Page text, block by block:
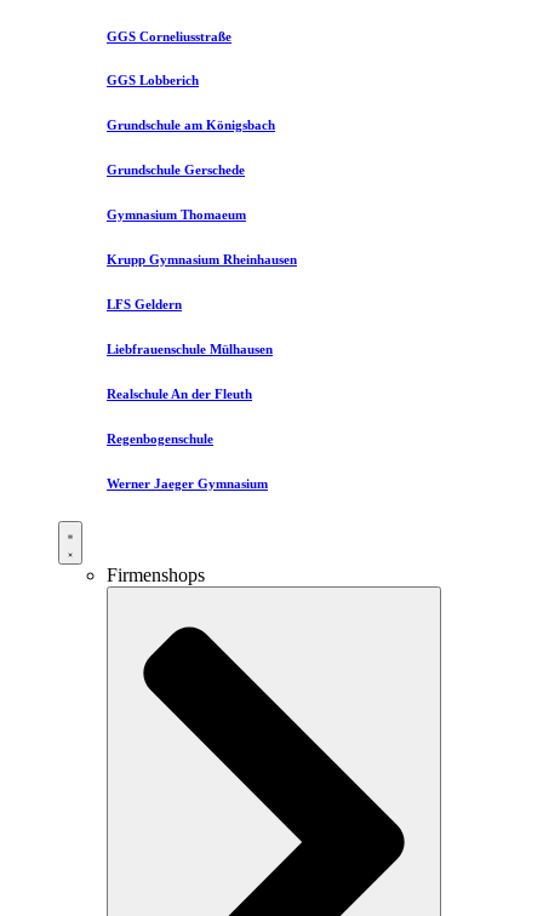
GGS Corneliusstraße
GGS Lobberich
Grundschule am Königsbach
Grundschule Gerschede
Gymnasium Thomaeum
Krupp Gymnasium Rheinhausen
LFS Geldern
Liebfrauenschule Mülhausen​
Realschule An der Fleuth
Regenbogenschule
Werner Jaeger Gymnasium
Firmenshops